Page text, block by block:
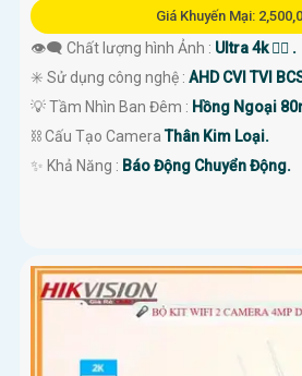
Giá Khuyến Mại:
👁️‍🗨 Chất lượng hình Ảnh : Ultra 4k 👍🏾 .
✳️ Sử dụng công nghệ : AHD CVI TVI
💡 Tầm Nhìn Ban Đêm : Hồng Ngoại
⛓ Cấu Tạo CameraThân Kim Loại.
️✨ Khả Năng : Báo Động Chuyển Động.